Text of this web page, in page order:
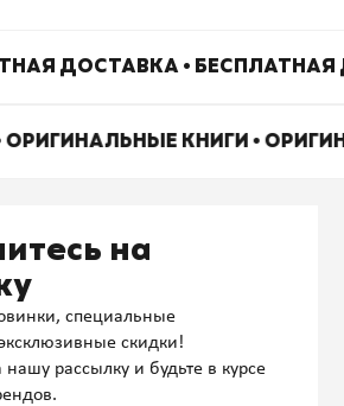
ДОСТАВКА •
КНИГИ •
на
специальные
скидки!
рассылку и будьте в курсе